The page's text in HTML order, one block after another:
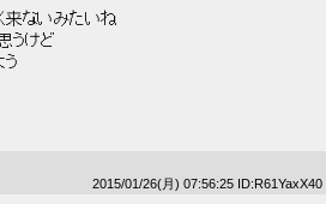
来ないみたいね
うけど
2015/01/26(月) 07:56:25 ID:R61YaxX40